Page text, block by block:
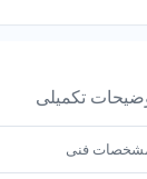
تکمیلی
فنی